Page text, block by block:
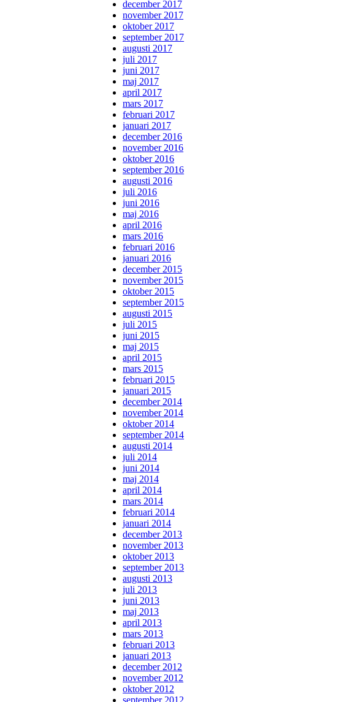
december 2017
november 2017
oktober 2017
september 2017
augusti 2017
juli 2017
juni 2017
maj 2017
april 2017
mars 2017
februari 2017
januari 2017
december 2016
november 2016
oktober 2016
september 2016
augusti 2016
juli 2016
juni 2016
maj 2016
april 2016
mars 2016
februari 2016
januari 2016
december 2015
november 2015
oktober 2015
september 2015
augusti 2015
juli 2015
juni 2015
maj 2015
april 2015
mars 2015
februari 2015
januari 2015
december 2014
november 2014
oktober 2014
september 2014
augusti 2014
juli 2014
juni 2014
maj 2014
april 2014
mars 2014
februari 2014
januari 2014
december 2013
november 2013
oktober 2013
september 2013
augusti 2013
juli 2013
juni 2013
maj 2013
april 2013
mars 2013
februari 2013
januari 2013
december 2012
november 2012
oktober 2012
september 2012